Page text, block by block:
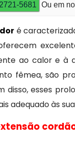
5681 Ou em
é
ao calor e à
fêmea, são
disso, esses
adequado às